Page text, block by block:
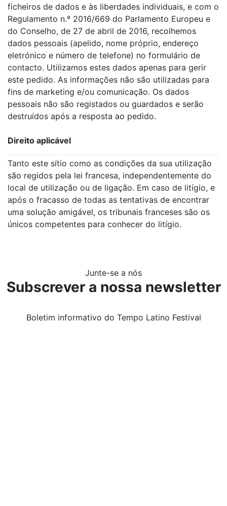
ficheiros de dados e às liberdades individuais, e com o
Regulamento n.º 2016/669 do Parlamento Europeu e
do Conselho, de 27 de abril de 2016, recolhemos
dados pessoais (apelido, nome próprio, endereço
eletrónico e número de telefone) no formulário de
contacto. Utilizamos estes dados apenas para gerir
este pedido. As informações não são utilizadas para
fins de marketing e/ou comunicação. Os dados
pessoais não são registados ou guardados e serão
destruídos após a resposta ao pedido.
Direito aplicável
Tanto este sítio como as condições da sua utilização
são regidos pela lei francesa, independentemente do
local de utilização ou de ligação. Em caso de litígio, e
após o fracasso de todas as tentativas de encontrar
uma solução amigável, os tribunais franceses são os
únicos competentes para conhecer do litígio.
Junte-se a nós
Subscrever a nossa newsletter
Boletim informativo do Tempo Latino Festival